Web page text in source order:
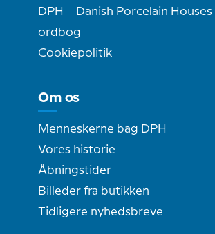
DPH – Danish Porcelain Houses
ordbog
Cookiepolitik
Om os
Menneskerne bag DPH
Vores historie
Åbningstider
Billeder fra butikken
Tidligere nyhedsbreve